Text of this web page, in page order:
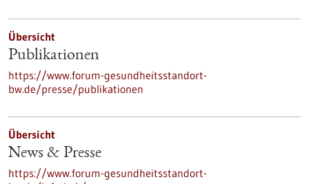
Übersicht
Publikationen
https://www.forum-gesundheitsstandort-
bw.de/presse/publikationen
Übersicht
News & Presse
https://www.forum-gesundheitsstandort-